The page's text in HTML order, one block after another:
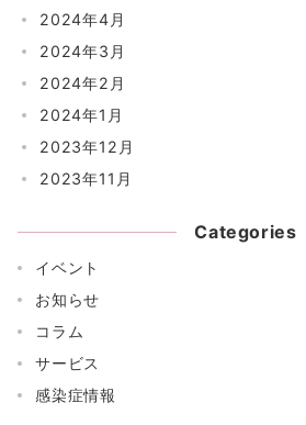
2024年4月
2024年3月
2024年2月
2024年1月
2023年12月
2023年11月
Categories
イベント
お知らせ
コラム
サービス
感染症情報